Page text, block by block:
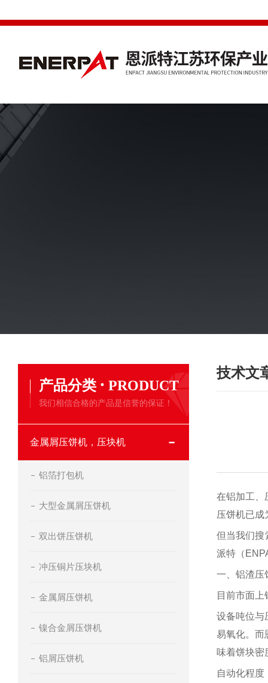
产品分类 · PRODUCT
我们相信合格的产品是信誉的保证！
金属屑压饼机，压块机
铝箔打包机
大型金属屑压饼机
双出饼压饼机
冲压铜片压块机
金属屑压饼机
镍合金屑压饼机
铝屑压饼机
技术文
在铝加工、
压饼机已成
但当我们搜
派特（
一、铝渣压
目前市面
设备吨位与
易氧化。而
味着饼块密
自动化程